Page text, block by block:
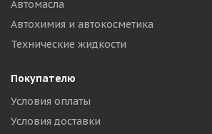
Автомасла
Автохимия и автокосметика
Технические жидкости
Покупателю
Условия оплаты
Условия доставки